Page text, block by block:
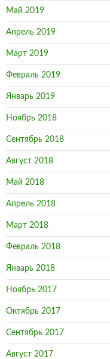
Май 2019
Апрель 2019
Март 2019
Февраль 2019
Январь 2019
Ноябрь 2018
Сентябрь 2018
Август 2018
Май 2018
Апрель 2018
Март 2018
Февраль 2018
Январь 2018
Ноябрь 2017
Октябрь 2017
Сентябрь 2017
Август 2017